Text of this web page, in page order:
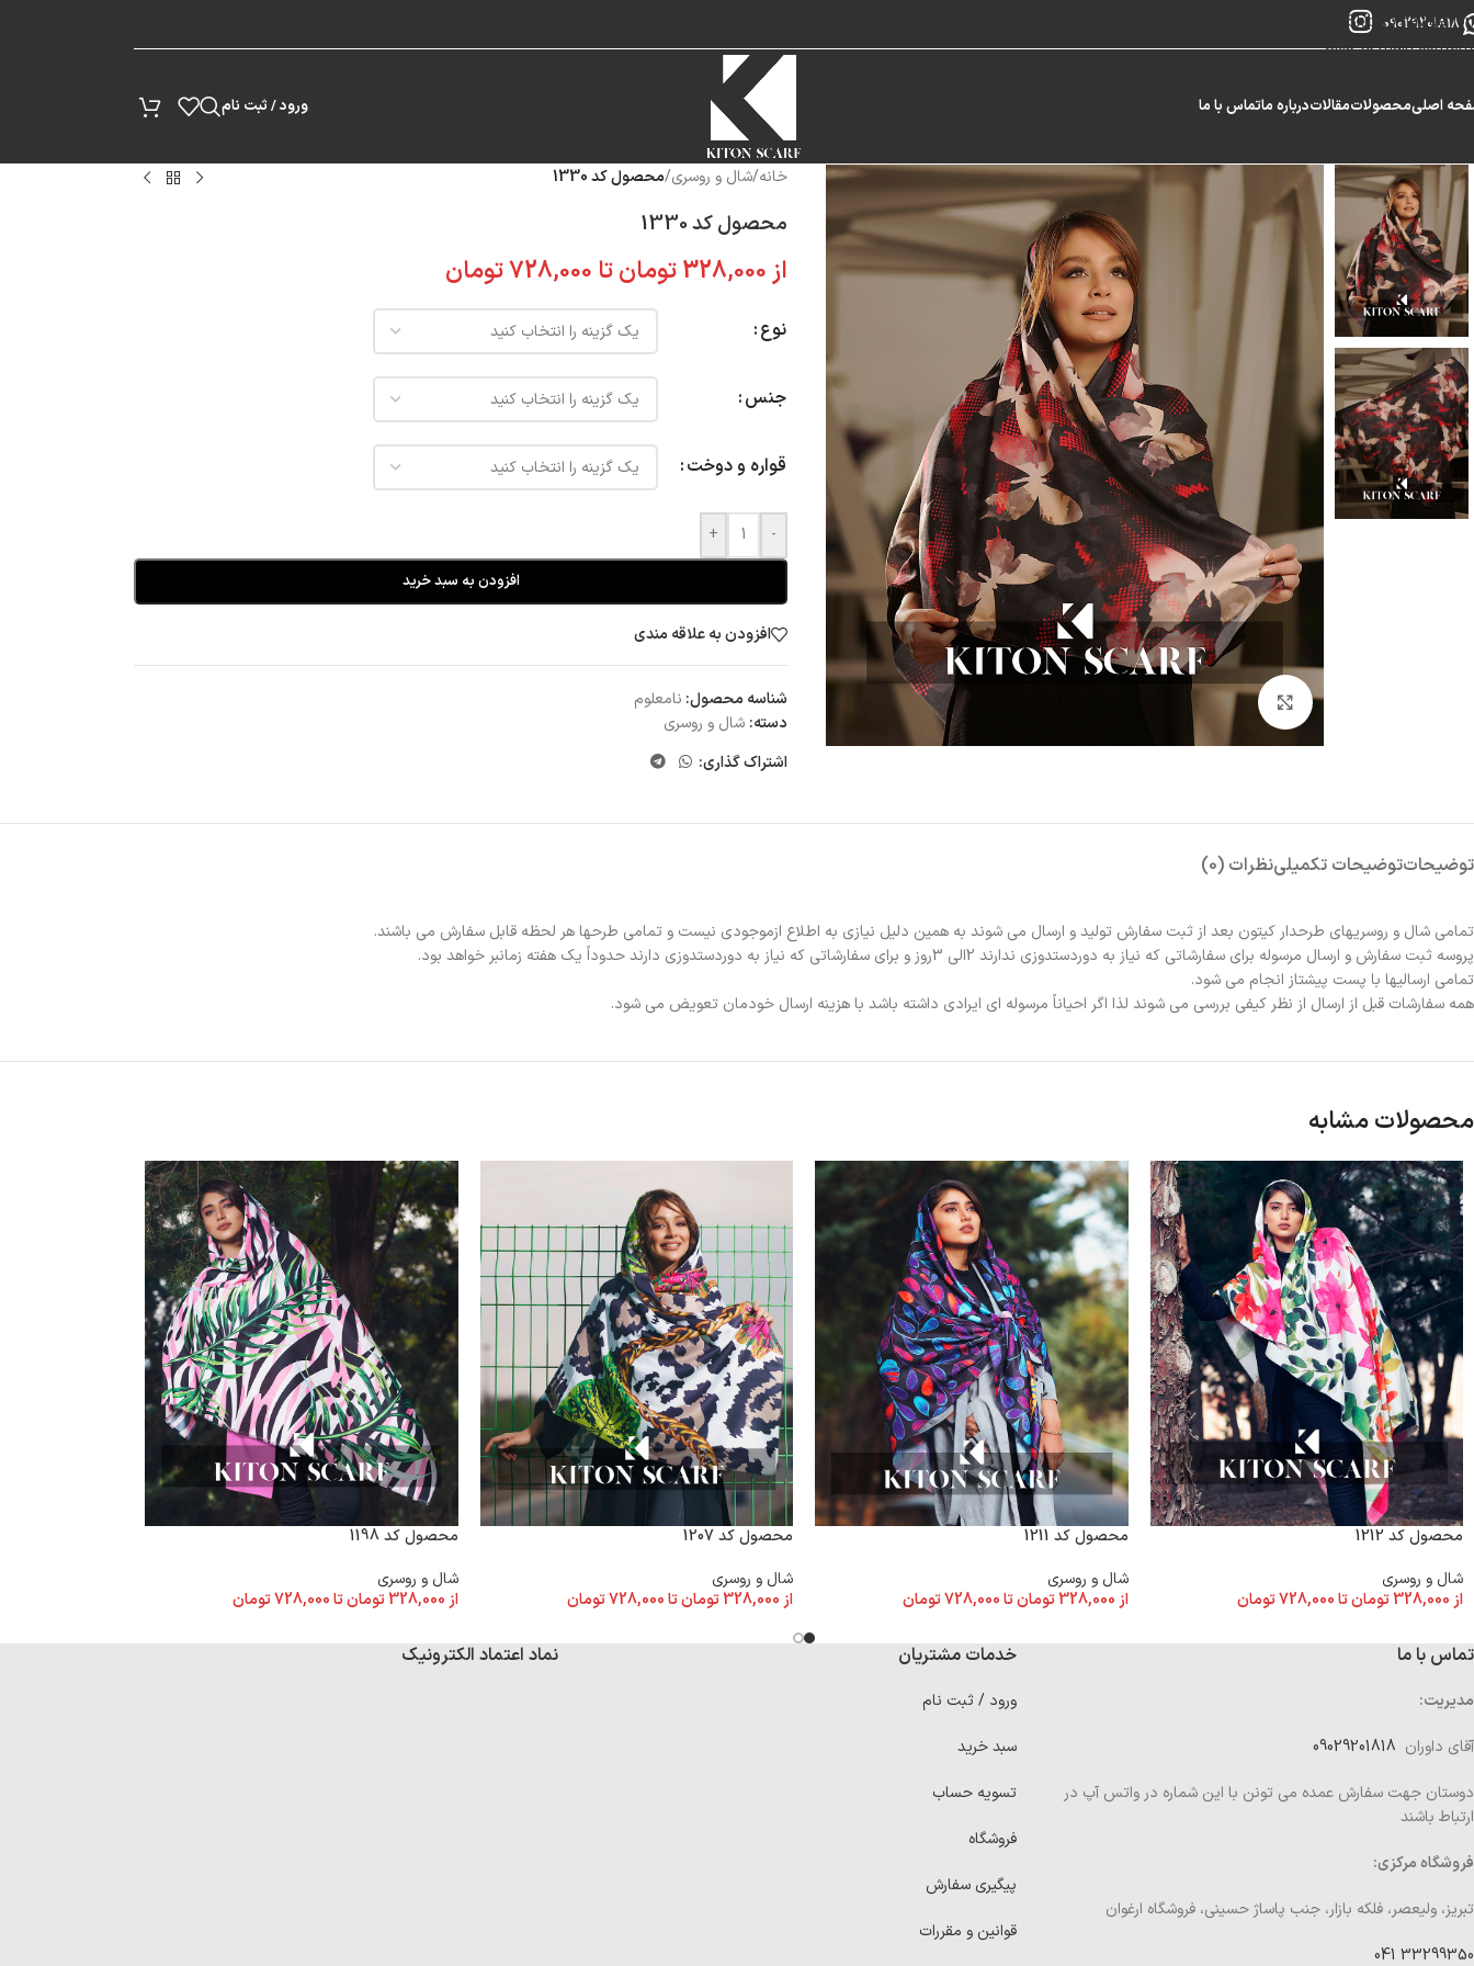
Skip to navigation
Skip to main content
09029201818
اصلیمحصولاتمقالاتدرباره ماتماس با ما ورود / ثبت نام
بزرگنمایی تصویر
خانه/شال و روسری/محصول کد 1330
محصول کد 1330
از328,000تومانتا 728,000تومان
نوع
جنس
قواره و دوخت
-
+
افزودن به سبد خرید
افزودن به علاقه مندی
شناسه محصول: نامعلوم
دسته: شال و روسری
اشتراک گذاری:
توضیحاتتوضیحات تکمیلینظرات (0)
تمامی شال و روسریهای طرحدار کیتون بعد از ثبت سفارش تولید و ارسال می شوند به همین دلیل نیازی به اطلاع ازموجودی نیست و تمامی طرحها هر لحظه قابل سفارش می باشند.
پروسه ثبت سفارش و ارسال مرسوله برای سفارشاتی که نیاز به دوردستدوزی ندارند 2الی 3روز و برای سفارشاتی که نیاز به دوردستدوزی دارند حدوداً یک هفته زمانبر خواهد بود.
تمامی ارسالیها با پست پیشتاز انجام می شود.
همه سفارشات قبل از ارسال از نظر کیفی بررسی می شوند لذا اگر احیاناً مرسوله ای ایرادی داشته باشد با هزینه ارسال خودمان تعویض می شود.
محصولات مشابه
محصول کد 1212
شال و روسری
از 328,000تومانتا728,000تومان
محصول کد 1211
شال و روسری
از 328,000 تومانتا728,000تومان
محصول کد 1207
شال و روسری
از328,000تومانتا728,000تومان
محصول کد 1198
شال و روسری
از 328,000 تومانتا728,000تومان
تماس با ما
مدیریت:
آقای داوران
دوستان جهت سفارش عمده می تونن با این شماره در واتس آپ در
ارتباط باشند
فروشگاه مرکزی:
تبریز، ولیعصر، فلکه بازار، جنب پاساژ حسینی، فروشگاه ارغوان
33299350 041
خدمات مشتریان
ورود / ثبت نام
سبد خرید
تسویه حساب
فروشگاه
پیگیری سفارش
قوانین و مقررات
نماد اعتماد الکترونیک